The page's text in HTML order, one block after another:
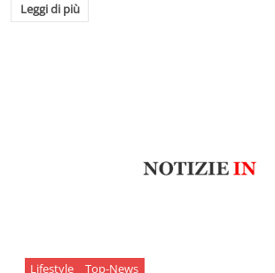
Leggi di più
Lifestyle Top-News